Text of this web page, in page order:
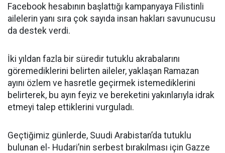
Facebook hesabının başlattığı kampanyaya Filistinli
ailelerin yanı sıra çok sayıda insan hakları savunucusu
da destek verdi.
İki yıldan fazla bir süredir tutuklu akrabalarını
göremediklerini belirten aileler, yaklaşan Ramazan
ayını özlem ve hasretle geçirmek istemediklerini
belirterek, bu ayın feyiz ve bereketini yakınlarıyla idrak
etmeyi talep ettiklerini vurguladı.
Geçtiğimiz günlerde, Suudi Arabistan’da tutuklu
bulunan el- Hudari’nin serbest bırakılması için Gazze